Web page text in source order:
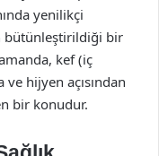
yenilikçi
bütünleştirildiği bir
kef (iç
ve hijyen açısından
bir konudur.